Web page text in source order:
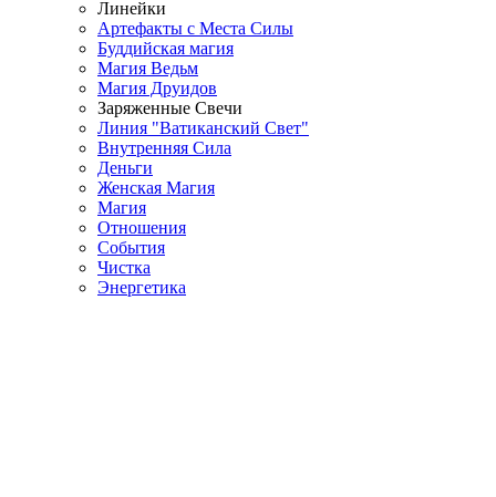
Линейки
Артефакты с Места Силы
Буддийская магия
Магия Ведьм
Магия Друидов
Заряженные Свечи
Линия "Ватиканский Свет"
Внутренняя Сила
Деньги
Женская Магия
Магия
Отношения
События
Чистка
Энергетика